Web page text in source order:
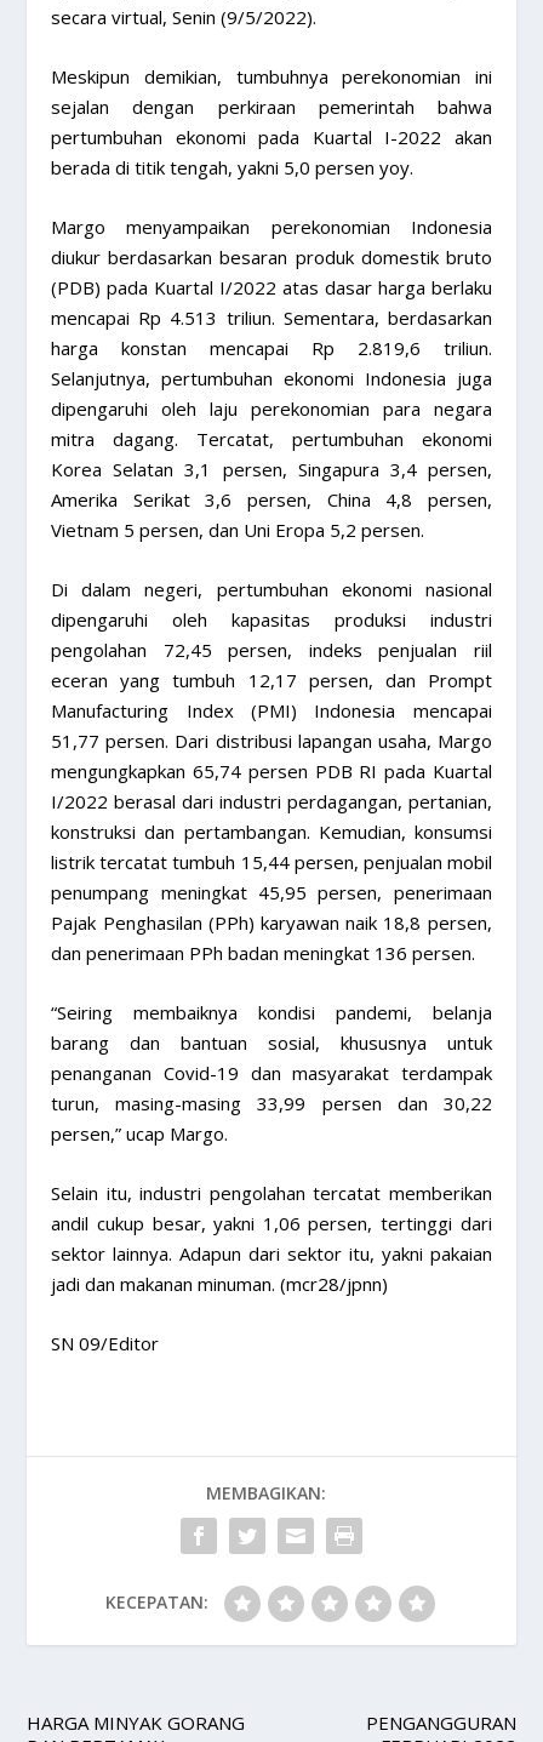
secara virtual, Senin (9/5/2022).
Meskipun demikian, tumbuhnya perekonomian ini
sejalan dengan perkiraan pemerintah bahwa
pertumbuhan ekonomi pada Kuartal I-2022 akan
berada di titik tengah, yakni 5,0 persen yoy.
Margo menyampaikan perekonomian Indonesia
diukur berdasarkan besaran produk domestik bruto
(PDB) pada Kuartal I/2022 atas dasar harga berlaku
mencapai Rp 4.513 triliun. Sementara, berdasarkan
harga konstan mencapai Rp 2.819,6 triliun.
Selanjutnya, pertumbuhan ekonomi Indonesia juga
dipengaruhi oleh laju perekonomian para negara
mitra dagang. Tercatat, pertumbuhan ekonomi
Korea Selatan 3,1 persen, Singapura 3,4 persen,
Amerika Serikat 3,6 persen, China 4,8 persen,
Vietnam 5 persen, dan Uni Eropa 5,2 persen.
Di dalam negeri, pertumbuhan ekonomi nasional
dipengaruhi oleh kapasitas produksi industri
pengolahan 72,45 persen, indeks penjualan riil
eceran yang tumbuh 12,17 persen, dan Prompt
Manufacturing Index (PMI) Indonesia mencapai
51,77 persen. Dari distribusi lapangan usaha, Margo
mengungkapkan 65,74 persen PDB RI pada Kuartal
I/2022 berasal dari industri perdagangan, pertanian,
konstruksi dan pertambangan. Kemudian, konsumsi
listrik tercatat tumbuh 15,44 persen, penjualan mobil
penumpang meningkat 45,95 persen, penerimaan
Pajak Penghasilan (PPh) karyawan naik 18,8 persen,
dan penerimaan PPh badan meningkat 136 persen.
“Seiring membaiknya kondisi pandemi, belanja
barang dan bantuan sosial, khususnya untuk
penanganan Covid-19 dan masyarakat terdampak
turun, masing-masing 33,99 persen dan 30,22
persen,” ucap Margo.
Selain itu, industri pengolahan tercatat memberikan
andil cukup besar, yakni 1,06 persen, tertinggi dari
sektor lainnya. Adapun dari sektor itu, yakni pakaian
jadi dan makanan minuman. (mcr28/jpnn)
SN 09/Editor
MEMBAGIKAN:
KECEPATAN:
HARGA MINYAK GORANG
PENGANGGURAN